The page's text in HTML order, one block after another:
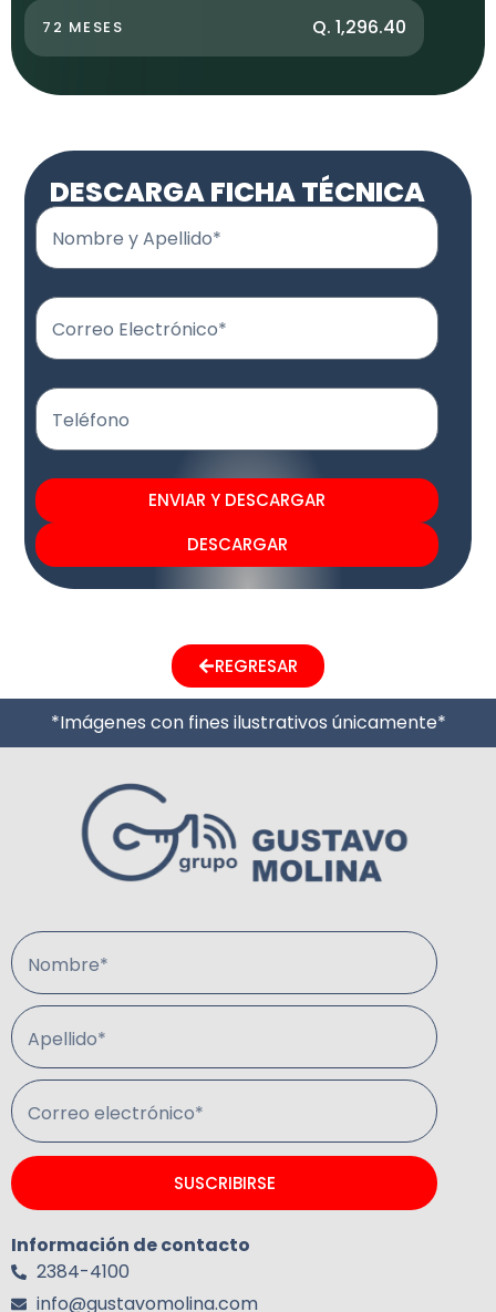
72 MESES Q. 1,296.40
DESCARGA FICHA TÉCNICA
Nombre y Apellido*
Correo Electrónico*
Teléfono
ENVIAR Y DESCARGAR
DESCARGAR
REGRESAR
*Imágenes con fines ilustrativos únicamente*
Nombre*
Apellido*
Correo electrónico*
SUSCRIBIRSE
Información de contacto
2384-4100
info@gustavomolina.com